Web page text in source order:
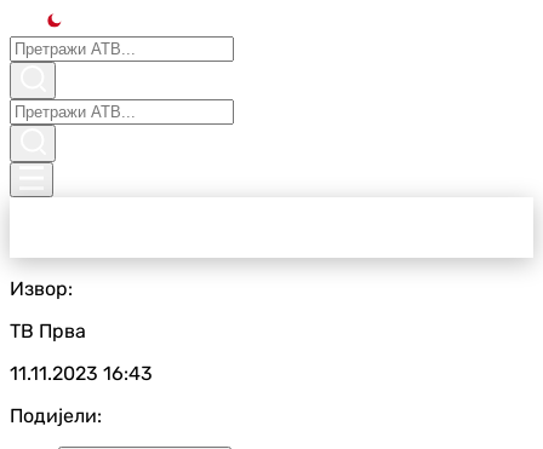
Извор:
ТВ Прва
11.11.2023 16:43
Подијели: